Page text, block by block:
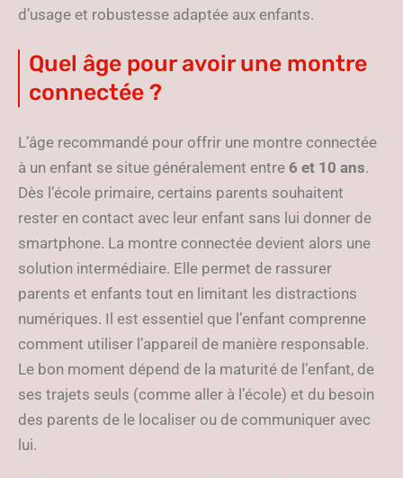
d’usage et robustesse adaptée aux enfants.
Quel âge pour avoir une montre
connectée ?
L’âge recommandé pour offrir une montre connectée
à un enfant se situe généralement entre 6 et 10 ans.
Dès l’école primaire, certains parents souhaitent
rester en contact avec leur enfant sans lui donner de
smartphone. La montre connectée devient alors une
solution intermédiaire. Elle permet de rassurer
parents et enfants tout en limitant les distractions
numériques. Il est essentiel que l’enfant comprenne
comment utiliser l’appareil de manière responsable.
Le bon moment dépend de la maturité de l’enfant, de
ses trajets seuls (comme aller à l’école) et du besoin
des parents de le localiser ou de communiquer avec
lui.